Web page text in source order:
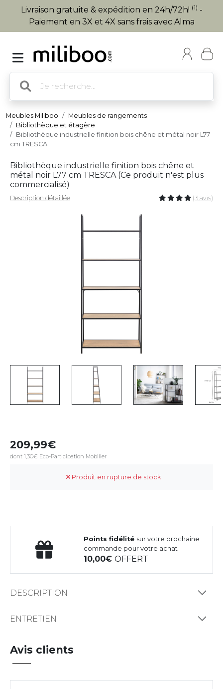
Livraison gratuite & expédition en 24h/72h! (1) -
Paiement en 3X et 4X sans frais avec Alma
Meubles Miliboo
Meubles de rangements
Bibliothèque et étagère
Bibliothèque industrielle finition bois chêne et métal noir L77
cm TRESCA
Bibliothèque industrielle finition bois chêne et
métal noir L77 cm TRESCA (Ce produit n'est plus
commercialisé)
Description détaillée (3 avis)
209,99
dont 1,30€ Eco-Participation Mobilier
Produit en rupture de stock
Points fidélité sur votre prochaine
commande pour votre achat
10,00OFFERT
DESCRIPTION
ENTRETIEN
Avis clients